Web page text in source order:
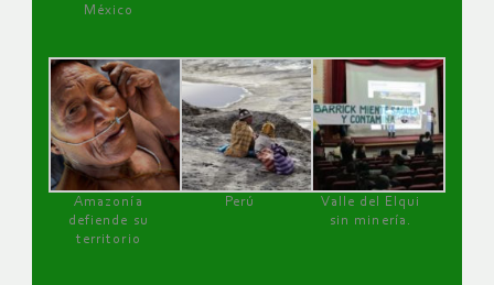
México
Amazonía
defiende su
territorio
Perú
Valle del Elqui
sin minería.